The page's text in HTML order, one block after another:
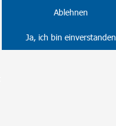
Ablehnen
Ja, ich bin einverstanden